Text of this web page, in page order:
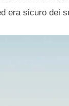
era sicuro dei